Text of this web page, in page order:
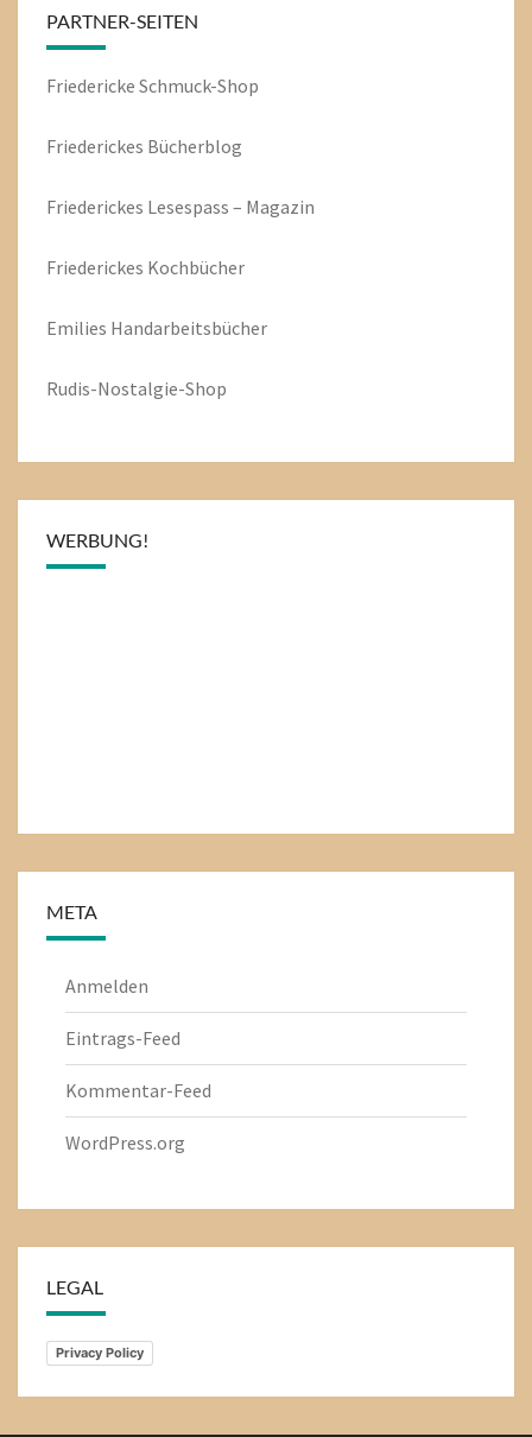
PARTNER-SEITEN
Friedericke Schmuck-Shop
Friederickes Bücherblog
Friederickes Lesespass – Magazin
Friederickes Kochbücher
Emilies Handarbeitsbücher
Rudis-Nostalgie-Shop
WERBUNG!
META
Anmelden
Eintrags-Feed
Kommentar-Feed
WordPress.org
LEGAL
Privacy Policy